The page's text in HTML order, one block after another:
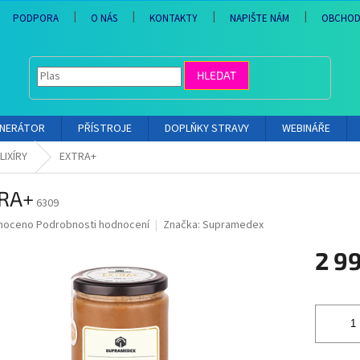
PODPORA O NÁS KONTAKTY NAPIŠTE NÁM
HLEDAT
PŘÍSTROJE DOPLŇKY STRAVY WEBINÁŘE
EXTRA+
6309
Podrobnosti hodnocení Značka: Supramedex
2
cena: